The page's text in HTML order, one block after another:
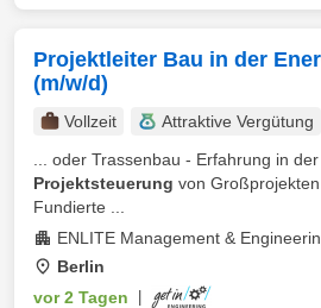
Projektleiter Bau in der
(m/w/d)
Vollzeit
Attraktive Vergütung
... oder Trassenbau - Erfahrung in
Projektsteuerung von
Fundierte ...
ENLITE Management &
Berlin
vor 2 Tagen